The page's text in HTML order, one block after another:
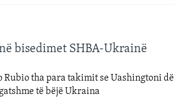
bisedimet SHBA-Ukrainë
tha para takimit se Uashingtoni
të bëjë Ukraina